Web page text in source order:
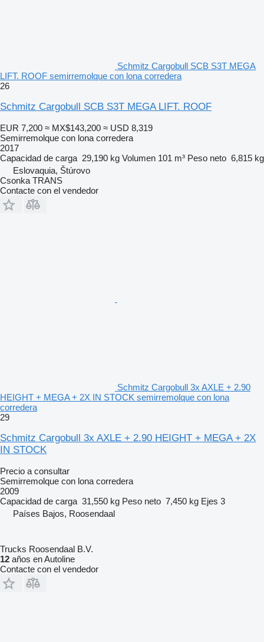
Schmitz Cargobull SCB S3T MEGA
LIFT. ROOF semirremolque con lona corredera
26
Schmitz Cargobull SCB S3T MEGA LIFT. ROOF
EUR 7,200 ≈ MX$143,200 ≈ USD 8,319
Semirremolque con lona corredera
2017
Capacidad de carga 29,190 kg Volumen 101 m³ Peso neto 6,815 kg
Eslovaquia, Štúrovo
Csonka TRANS
Contacte con el vendedor
Schmitz Cargobull 3x AXLE + 2.90
HEIGHT + MEGA + 2X IN STOCK semirremolque con lona
corredera
29
Schmitz Cargobull 3x AXLE + 2.90 HEIGHT + MEGA + 2X
IN STOCK
Precio a consultar
Semirremolque con lona corredera
2009
Capacidad de carga 31,550 kg Peso neto 7,450 kg Ejes 3
Países Bajos, Roosendaal
Trucks Roosendaal B.V.
12 años en Autoline
Contacte con el vendedor